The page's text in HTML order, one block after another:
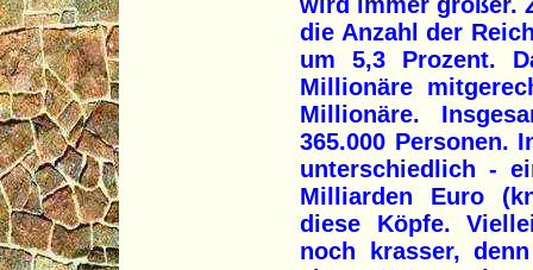
wird immer größer.
die Anzahl der
um 5,3 Prozent.
Millionäre
Millionäre.
365.000 Personen.
unterschiedlich -
Milliarden Euro
diese Köpfe.
noch krasser,